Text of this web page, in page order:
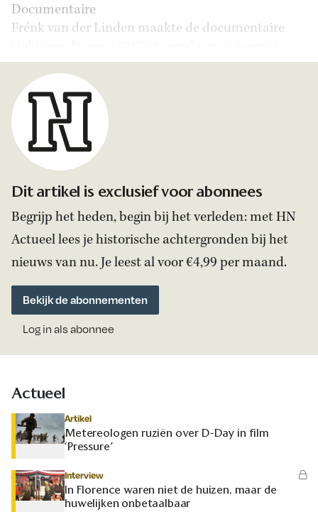
Documentaire
Frénk van der Linden maakte de documentaire
Dit artikel is exclusief voor abonnees
Begrijp het heden, begin bij het verleden: met HN
Actueel lees je historische achtergronden bij het
nieuws van nu. Je leest al voor €4,99 per maand.
Bekijk de abonnementen
Log in als abonnee
Actueel
Artikel
Metereologen ruziën over D-Day in film
‘Pressure’
Interview
In Florence waren niet de huizen, maar de
huwelijken onbetaalbaar